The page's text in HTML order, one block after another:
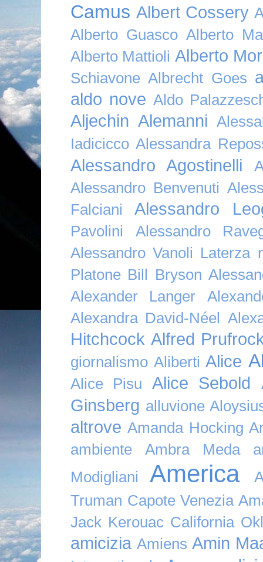
Camus Albert Cossery
Alberto Guasco Alberto
Alberto Mattioli Alberto
Schiavone Albrecht Goes
aldo nove Aldo
Aljechin Alemanni
Iadicicco Alessandra
Alessandro Agostinelli
Alessandro Benvenuti
Falciani
Alessandro
Pavolini
Alessandro
Alessandro Vanoli Laterza
Platone Bill Bryson
Alexander Langer
Alexandra David-Néel
Hitchcock Alfred
giornalismo Aliberti Alice
Alice Pisu Alice Sebold
Ginsberg alluvione
altrove Amanda Hocking
ambiente
Ambra Meda
Modigliani
America
Truman Capote Venezia
Jack Kerouac California
amicizia Amiens Amin